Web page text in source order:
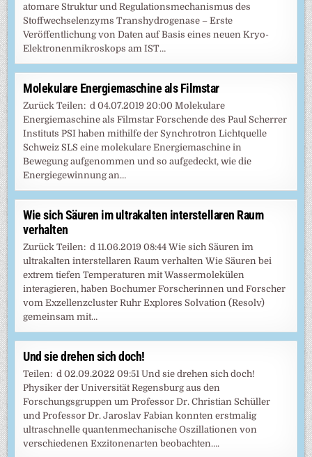
atomare Struktur und Regulationsmechanismus des
Stoffwechselenzyms Transhydrogenase – Erste
Veröffentlichung von Daten auf Basis eines neuen Kryo-
Elektronenmikroskops am IST…
Molekulare Energiemaschine als Filmstar
Zurück Teilen: d 04.07.2019 20:00 Molekulare
Energiemaschine als Filmstar Forschende des Paul Scherrer
Instituts PSI haben mithilfe der Synchrotron Lichtquelle
Schweiz SLS eine molekulare Energiemaschine in
Bewegung aufgenommen und so aufgedeckt, wie die
Energiegewinnung an…
Wie sich Säuren im ultrakalten interstellaren Raum
verhalten
Zurück Teilen: d 11.06.2019 08:44 Wie sich Säuren im
ultrakalten interstellaren Raum verhalten Wie Säuren bei
extrem tiefen Temperaturen mit Wassermolekülen
interagieren, haben Bochumer Forscherinnen und Forscher
vom Exzellenzcluster Ruhr Explores Solvation (Resolv)
gemeinsam mit…
Und sie drehen sich doch!
Teilen: d 02.09.2022 09:51 Und sie drehen sich doch!
Physiker der Universität Regensburg aus den
Forschungsgruppen um Professor Dr. Christian Schüller
und Professor Dr. Jaroslav Fabian konnten erstmalig
ultraschnelle quantenmechanische Oszillationen von
verschiedenen Exzitonenarten beobachten….